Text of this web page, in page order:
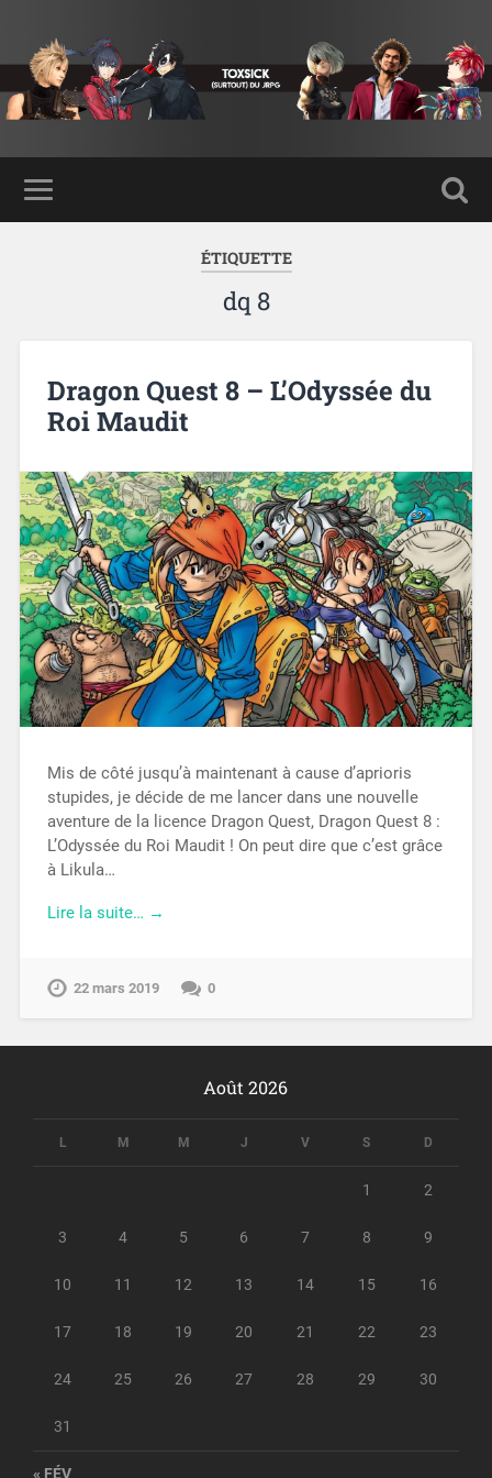
ÉTIQUETTE
dq 8
Dragon Quest 8 – L’Odyssée du
Roi Maudit
Mis de côté jusqu’à maintenant à cause d’aprioris
stupides, je décide de me lancer dans une nouvelle
aventure de la licence Dragon Quest, Dragon Quest 8 :
L’Odyssée du Roi Maudit ! On peut dire que c’est grâce
à Likula…
Lire la suite… →
22 mars 2019 0
Août 2026
L M M J V S D
1 2
3 4 5 6 7 8 9
10 11 12 13 14 15 16
17 18 19 20 21 22 23
24 25 26 27 28 29 30
31
« FÉV